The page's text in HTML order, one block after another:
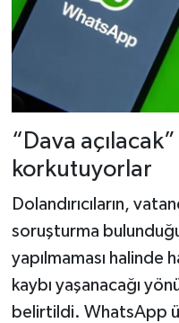
“Dava
korkutuyorlar
Dolandırıcıların,
soruşturma
yapılmaması halinde
kaybı yaşanacağı
belirtildi. WhatsApp